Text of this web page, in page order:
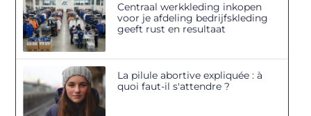
Centraal werkkleding inkopen
voor je afdeling bedrijfskleding
geeft rust en resultaat
La pilule abortive expliquée : à
quoi faut-il s'attendre ?